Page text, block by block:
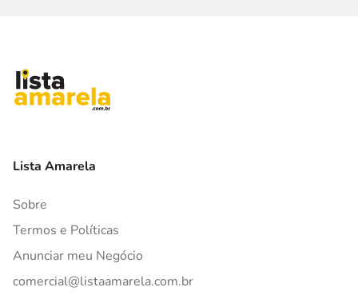
Lista Amarela
Sobre
Termos e Políticas
Anunciar meu Negócio
comercial@listaamarela.com.br